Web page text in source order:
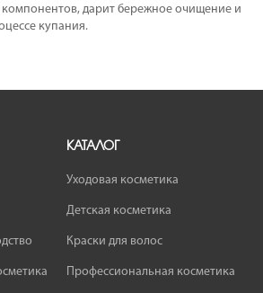
компонентов, дарит бережное очищение и
купания.
КАТАЛОГ
Уходовая косметика
Детская косметика
Краски для волос
Профессиональная косметика